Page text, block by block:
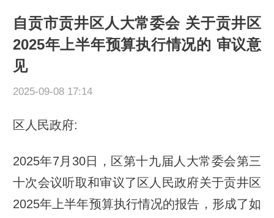
自贡市贡井区人大常委会 关于贡井区
2025年上半年预算执行情况的 审议意
见
2025-09-08 17:14
区人民政府:
2025年7月30日，区第十九届人大常委会第三
十次会议听取和审议了区人民政府关于贡井区
2025年上半年预算执行情况的报告，形成了如